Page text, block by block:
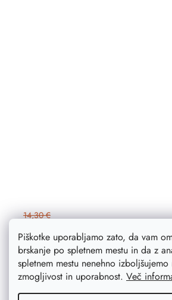
Piškotke uporabljamo zato, da vam
brskanje po spletnem mestu in da z
spletnem mestu nenehno
zmogljivost in uporabnost. Več
11,50 €
14,30 €
ADD TO